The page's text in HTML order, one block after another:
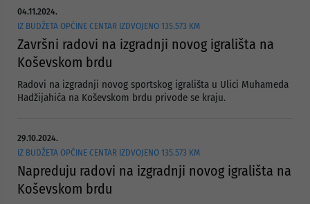
04.11.2024.
IZ BUDŽETA OPĆINE CENTAR IZDVOJENO 135.573 KM
Završni radovi na izgradnji novog igrališta na
Koševskom brdu
Radovi na izgradnji novog sportskog igrališta u Ulici Muhameda
Hadžijahića na Koševskom brdu privode se kraju.
29.10.2024.
IZ BUDŽETA OPĆINE CENTAR IZDVOJENO 135.573 KM
Napreduju radovi na izgradnji novog igrališta na
Koševskom brdu